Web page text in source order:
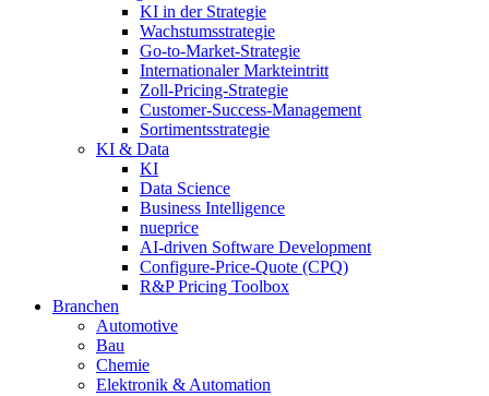
KI in der Strategie
Wachstumsstrategie
Go-to-Market-Strategie
Internationaler Markteintritt
Zoll-Pricing-Strategie
Customer-Success-Management
Sortimentsstrategie
KI & Data
KI
Data Science
Business Intelligence
nueprice
AI-driven Software Development
Configure-Price-Quote (CPQ)
R&P Pricing Toolbox
Branchen
Automotive
Bau
Chemie
Elektronik & Automation